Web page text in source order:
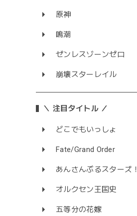
原神
鳴潮
ゼンレスゾーンゼロ
崩壊スターレイル
＼ 注目タイトル ／
どこでもいっしょ
Fate/Grand Order
あんさんぶるスターズ！
オルクセン王国史
五等分の花嫁